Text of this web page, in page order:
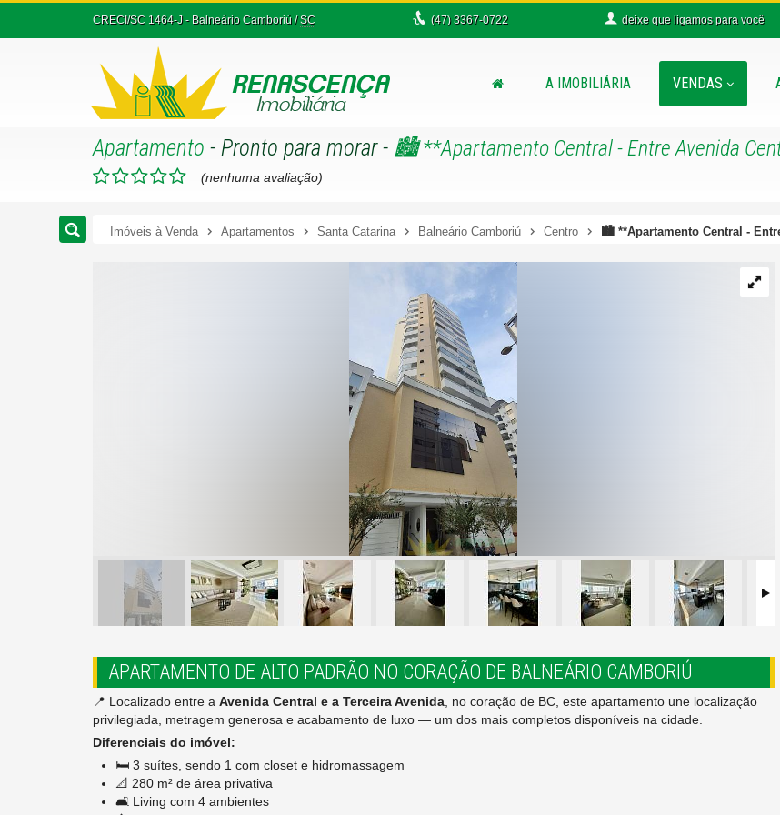
CRECI/SC 1464-J - Balneário Camboriú /SC (47)3367-0722 deixe que ligamos para você
A IMOBILIÁRIA VENDAS
Apartamento - Pronto para morar- 🏙️ **Apartamento Central - Entre Avenida
(nenhuma avaliação)
Imóveis à Venda Apartamentos Santa Catarina Balneário Camboriú Centro 🏙️ **Apartamento Central -
APARTAMENTO DE ALTO PADRÃO NO CORAÇÃO DE BALNEÁRIO CAMBORIÚ
📍 Localizado entre a Avenida Central e a Terceira Avenida , no coração de BC, este apartamento une localização
privilegiada, metragem generosa e acabamento de luxo — um dos mais completos disponíveis na cidade.
Diferenciais do imóvel:
🛏️ 3 suítes, sendo 1 com closet e hidromassagem
📐 280 m² de área privativa
🛋️ Living com 4 ambientes